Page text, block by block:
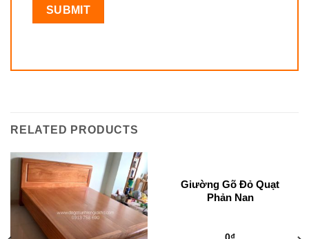
RELATED PRODUCTS
Giường Gõ Đỏ Quạt
Phản Nan